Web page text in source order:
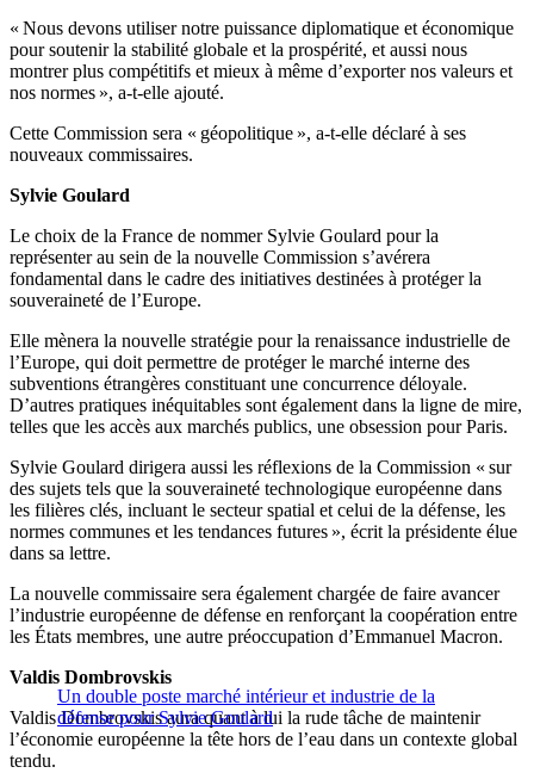
« Nous devons utiliser notre puissance diplomatique et économique
pour soutenir la stabilité globale et la prospérité, et aussi nous
montrer plus compétitifs et mieux à même d’exporter nos valeurs et
nos normes », a-t-elle ajouté.
Cette Commission sera « géopolitique », a-t-elle déclaré à ses
nouveaux commissaires.
Sylvie Goulard
Le choix de la France de nommer Sylvie Goulard pour la
représenter au sein de la nouvelle Commission s’avérera
fondamental dans le cadre des initiatives destinées à protéger la
souveraineté de l’Europe.
Elle mènera la nouvelle stratégie pour la renaissance industrielle de
l’Europe, qui doit permettre de protéger le marché interne des
subventions étrangères constituant une concurrence déloyale.
D’autres pratiques inéquitables sont également dans la ligne de mire,
telles que les accès aux marchés publics, une obsession pour Paris.
Sylvie Goulard dirigera aussi les réflexions de la Commission « sur
des sujets tels que la souveraineté technologique européenne dans
les filières clés, incluant le secteur spatial et celui de la défense, les
normes communes et les tendances futures », écrit la présidente élue
dans sa lettre.
La nouvelle commissaire sera également chargée de faire avancer
l’industrie européenne de défense en renforçant la coopération entre
les États membres, une autre préoccupation d’Emmanuel Macron.
Un double poste marché intérieur et industrie de la
défense pour Sylvie Goulard
Valdis Dombrovskis
Valdis Dombrovskis aura quant à lui la rude tâche de maintenir
l’économie européenne la tête hors de l’eau dans un contexte global
tendu.